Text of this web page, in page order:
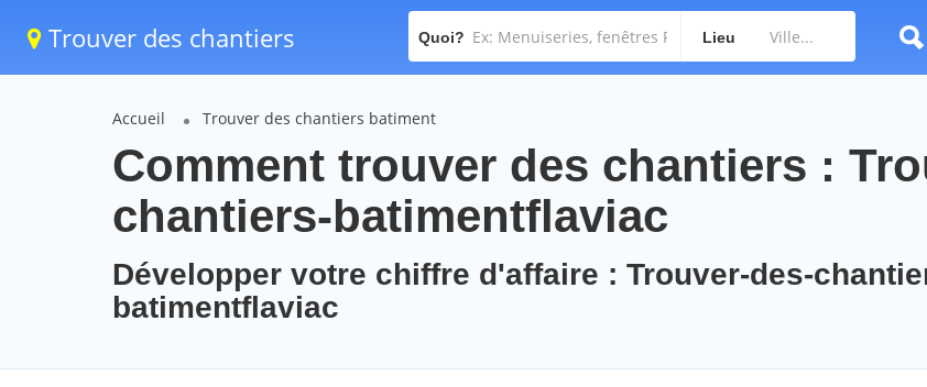
Trouver des chantiers Quoi? Lieu
Accueil Trouver des chantiers batiment
Comment trouver des chantiers :
chantiers-batimentflaviac
Développer votre chiffre d'affaire : Trouver-des-
batimentflaviac